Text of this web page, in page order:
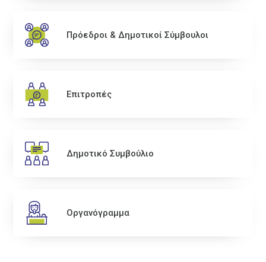
Πρόεδροι & Δημοτικοί Σύμβουλοι
Επιτροπές
Δημοτικό Συμβούλιο
Οργανόγραμμα